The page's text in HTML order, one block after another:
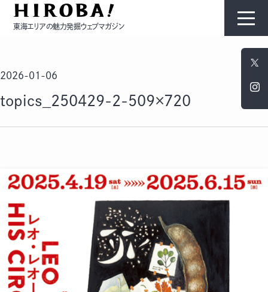
東海エリアの魅力発掘ウェブマガジン
コンテンツ
モノ ひと
季節・まち まち・スポット
2026-01-06
topics_250429-2-509×720